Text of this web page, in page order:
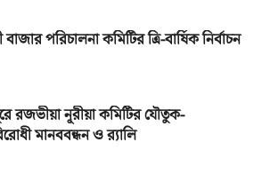
পরিচালনা কমিটির ত্রি-বার্ষিক নির্বাচন
রজভীয়া নূরীয়া কমিটির যৌতুক-
মানববন্ধন ও র‌্যালি